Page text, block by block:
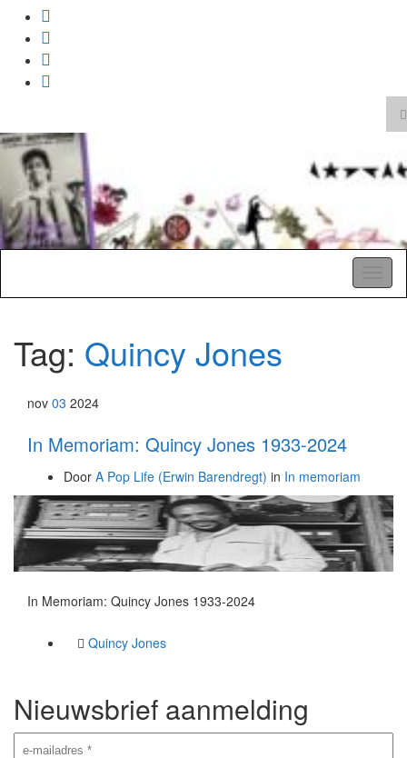
Search
for:
Tag: Quincy Jones
nov 03 2024
In Memoriam: Quincy Jones 1933-2024
Door A Pop Life (Erwin Barendregt) in In memoriam
In Memoriam: Quincy Jones 1933-2024
Quincy Jones
Nieuwsbrief aanmelding